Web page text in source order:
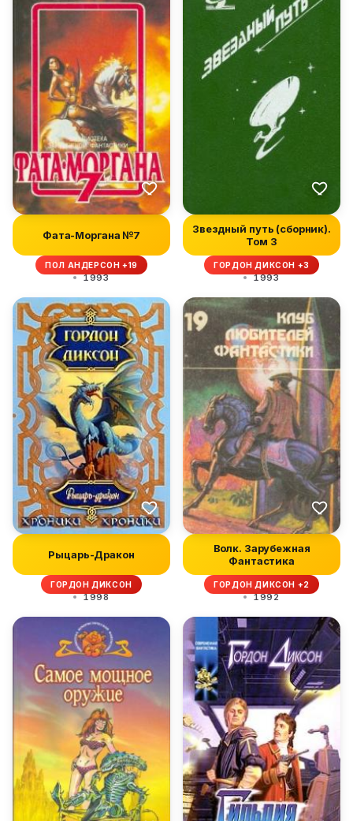
Фата-Моргана №7
ПОЛ АНДЕРСОН +19
1993
Звездный путь (сборник).
Том 3
ГОРДОН ДИКСОН +3
1993
Рыцарь-Дракон
ГОРДОН ДИКСОН
1998
Волк. Зарубежная
Фантастика
ГОРДОН ДИКСОН +2
1992